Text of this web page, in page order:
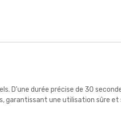
D'une durée précise de 30
une utilisation sûre et